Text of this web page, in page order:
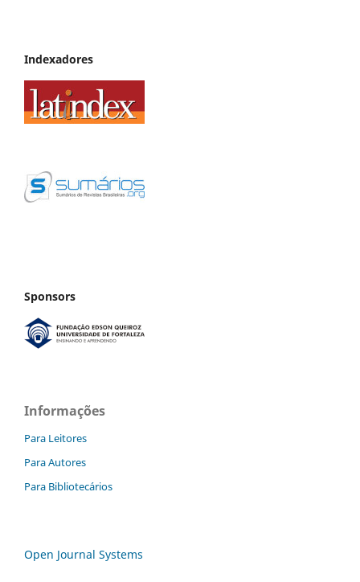
Indexadores
Sponsors
Informações
Para Leitores
Para Autores
Para Bibliotecários
Open Journal Systems